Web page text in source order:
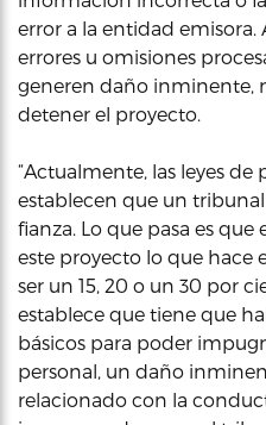
error a la entidad emisora.
errores u omisiones
generen daño inminente,
detener el proyecto.
“Actualmente, las leyes
establecen que un
fianza. Lo que pasa es que
este proyecto lo que hace
ser un 15, 20 o un 30 por
establece que tiene que
básicos para poder
personal, un daño
relacionado con la